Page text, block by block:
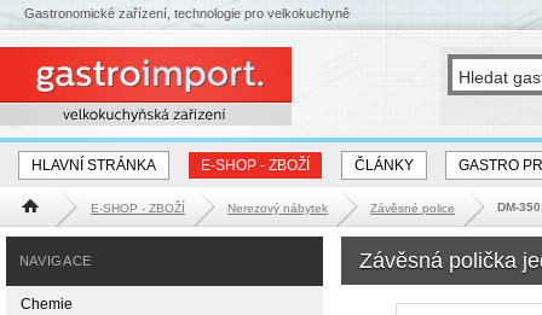
HLAVNÍ STRÁNKA E-SHOP - ZBOŽÍ ČLÁNKY GASTRO
Hlavní stránka E-SHOP - ZBOŽÍ Nerezový nábytek Závěsné police DM-
Závěsná polička
NAVIGACE
Chemie
Gastronomické zařízení, technologie pro velkokuchyně